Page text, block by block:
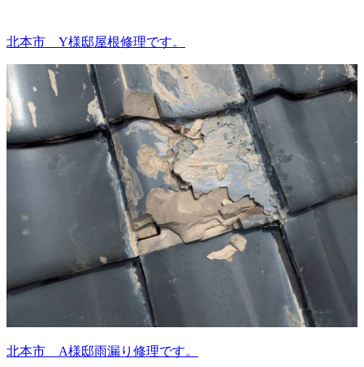
北本市 Y様邸屋根修理です。
北本市 A様邸雨漏り修理です。